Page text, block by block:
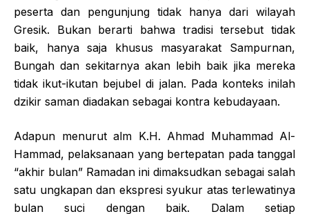
peserta dan pengunjung tidak hanya dari wilayah
Gresik. Bukan berarti bahwa tradisi tersebut tidak
baik, hanya saja khusus masyarakat Sampurnan,
Bungah dan sekitarnya akan lebih baik jika mereka
tidak ikut-ikutan bejubel di jalan. Pada konteks inilah
dzikir saman diadakan sebagai kontra kebudayaan.
Adapun menurut alm K.H. Ahmad Muhammad Al-
Hammad, pelaksanaan yang bertepatan pada tanggal
“akhir bulan” Ramadan ini dimaksudkan sebagai salah
satu ungkapan dan ekspresi syukur atas terlewatinya
bulan suci dengan baik. Dalam setiap